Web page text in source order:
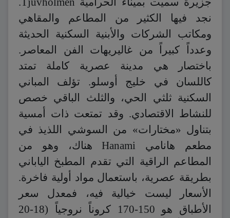
نجد فيها الكثير من المطاعم والمقاهي
ومكاتب الشركات والأبنية السكنية الحديثة
وعدداً كبيراً من غاليريهات الفن المعاصر.
باختصار هي مدينة عصرية كاملة تمتد
كاللسان في خليج أوسلو. تؤلف المباني
السكنية ثلثي الحي، والثلث الباقي خصص
للنشاط الاقتصادي. وقد تمتعت ذات أمسية
بتناول «مختارات» من السوشي اللذيذ في
مطعم هانامي Hanami هناك، وهو من
المطاعم الراقية التي تقدم المطبخ الياباني
بطريقة عصرية، باستعمال مواد أولية فاخرة.
الأسعار ليست خيالية فيه، فمعدل سعر
الأطباق هو 150-170 كروناً نروجياً (18-20